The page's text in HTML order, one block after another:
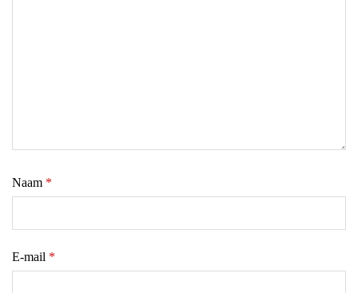
Naam *
E-mail *